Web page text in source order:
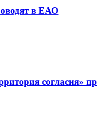
в ЕАО
согласия»